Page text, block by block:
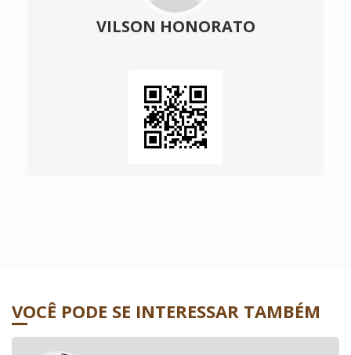
VILSON HONORATO
VOCÊ PODE SE INTERESSAR TAMBÉM